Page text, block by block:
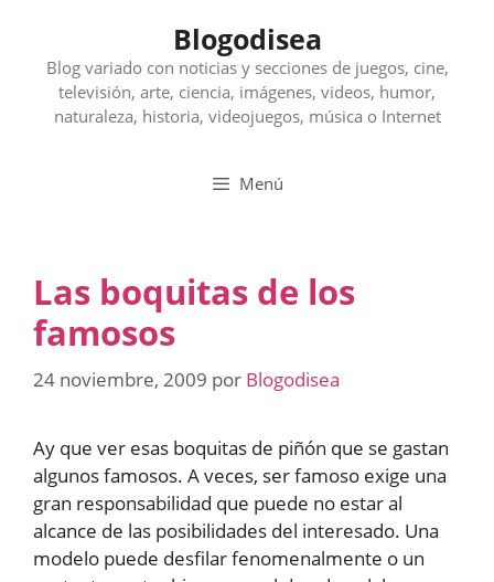
contenido
Blogodisea
Blog variado con noticias y secciones de juegos, cine,
televisión, arte, ciencia, imágenes, videos, humor,
naturaleza, historia, videojuegos, música o Internet
Menú
Las boquitas de los
famosos
24 noviembre, 2009 por Blogodisea
Ay que ver esas boquitas de piñón que se gastan
algunos famosos. A veces, ser famoso exige una
gran responsabilidad que puede no estar al
alcance de las posibilidades del interesado. Una
modelo puede desfilar fenomenalmente o un